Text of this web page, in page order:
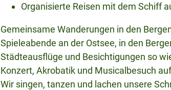
Organisierte Reisen mit dem Schiff
Gemeinsame Wanderungen in den
Spieleabende an der Ostsee, in den
Städteausflüge und Besichtigungen so
Konzert, Akrobatik und Musicalbesuch
Wir singen, tanzen und lachen unsere